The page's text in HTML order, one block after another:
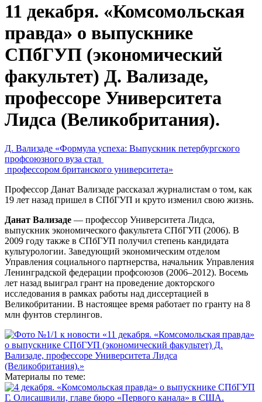
11 декабря. «Комсомольская
правда» о выпускнике
СПбГУП (экономический
факультет) Д. Вализаде,
профессоре Университета
Лидса (Великобритания).
Д. Вализаде «Формула успеха: Выпускник петербургского
профсоюзного вуза стал
профессором британского университета»
Профессор Данат Вализаде рассказал журналистам о том, как
19 лет назад пришел в СПбГУП и круто изменил свою жизнь.
Данат Вализаде — профессор Университета Лидса,
выпускник экономического факультета СПбГУП (2006). В
2009 году также в СПбГУП получил степень кандидата
культурологии. Заведующий экономическим отделом
Управления социального партнерства, начальник Управления
Ленинградской федерации профсоюзов (2006–2012). Восемь
лет назад выиграл грант на проведение докторского
исследования в рамках работы над диссертацией в
Великобритании. В настоящее время работает по гранту на 8
млн фунтов стерлингов.
Материалы по теме: